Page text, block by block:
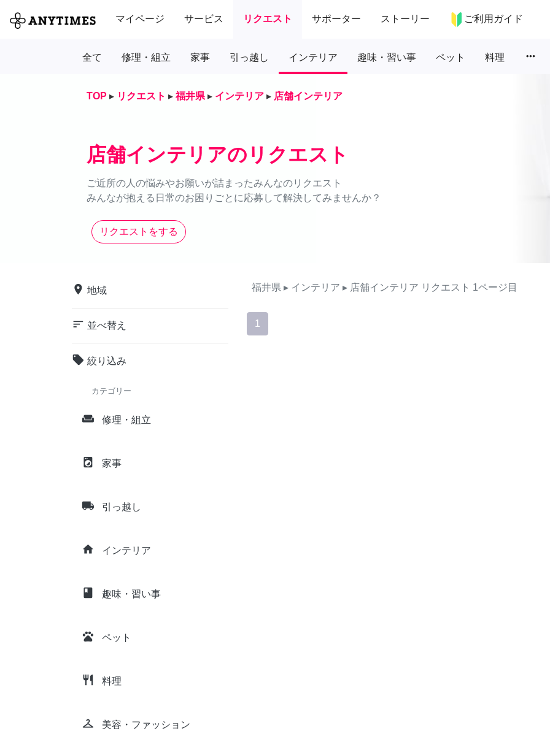
マイページ サービス リクエスト サポーター ストーリー ご利用ガイド
全て 修理・組立 家事 引っ越し インテリア 趣味・習い事 ペット 料理 more_horiz
TOP ▸ リクエスト ▸ 福井県 ▸ インテリア ▸ 店舗インテリア
店舗インテリアのリクエスト
ご近所の人の悩みやお願いが詰まったみんなのリクエスト
みんなが抱える日常のお困りごとに応募して解決してみませんか？
リクエストをする
place 地域
sort 並べ替え
local_offer 絞り込み
カテゴリー
weekend 修理・組立
local_laundry_service 家事
local_shipping 引っ越し
home インテリア
class 趣味・習い事
pets ペット
restaurant 料理
checkroom 美容・ファッション
福井県 ▸ インテリア ▸ 店舗インテリア リクエスト 1ページ目
1